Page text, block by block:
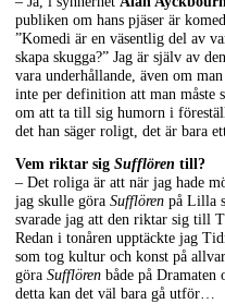
publiken om hans pjäser är
”Komedi är en väsentlig del av
skapa skugga?” Jag är själv av
vara underhållande, även om
inte per definition att man måste
om att ta till sig humorn i
det han säger roligt, det är bara
Vem riktar sig Sufflören till?
– Det roliga är att när jag hade
jag skulle göra Sufflören på Lilla
svarade jag att den riktar sig till
Redan i tonåren upptäckte jag
som tog kultur och konst på
göra Sufflören både på
detta kan det väl bara gå utför…